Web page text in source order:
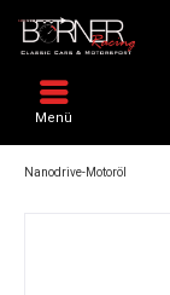
Menü
Nanodrive-Motoröl